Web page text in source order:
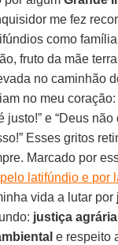
me fez
como
fruto da mãe
no caminhão
no meu coração:
justo!” e “Deus não
Esses gritos
Marcado por
latifúndio e por
vida a lutar por
justiça agrária
e respeito